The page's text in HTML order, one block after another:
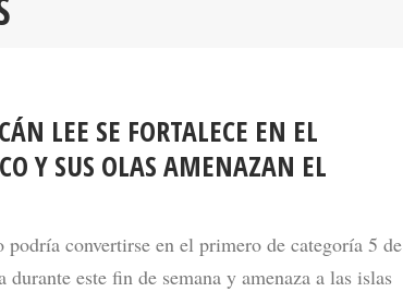
LEE SE FORTALECE EN EL
Y SUS OLAS AMENAZAN EL
podría convertirse en el primero de categoría 5 de
durante este fin de semana y amenaza a las islas